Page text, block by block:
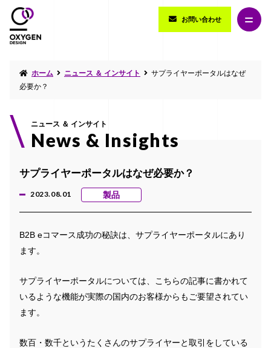
お問い合わせ
ホーム ニュース ＆ インサイト
サプライヤーポータルはなぜ
必要か？
ニュース ＆ インサイト
News & Insights
サプライヤーポータルはなぜ必要か？
2023.08.01 製品
B2B eコマース成功の秘訣は、サプライヤーポータルにあり
ます。
サプライヤーポータルについては、こちらの記事に書かれて
いるような機能が実際の国内のお客様からもご要望されてい
ます。
数百・数千というたくさんのサプライヤーと取引をしている